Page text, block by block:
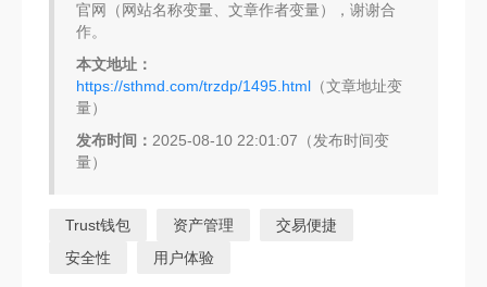
官网（网站名称变量、文章作者变量），谢谢合
作。
本文地址：
https://sthmd.com/trzdp/1495.html （文章地址变
量）
发布时间： 2025-08-10 22:01:07（发布时间变
量）
Trust钱包 资产管理
交易便捷
安全性
用户体验